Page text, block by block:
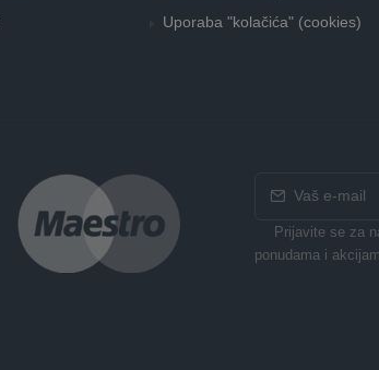
Uporaba "kolačića" (cookies)
Prijavite se za
ponudama i